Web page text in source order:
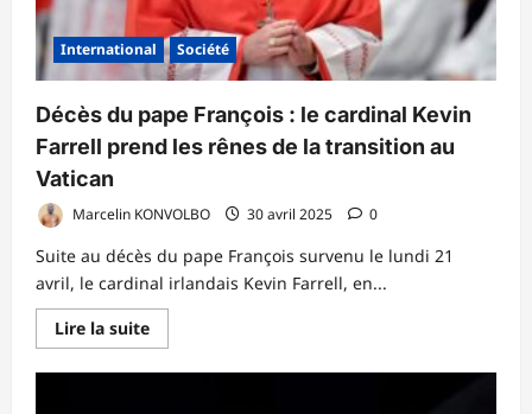
électorale
International Société
Décès du pape François : le cardinal Kevin
Farrell prend les rênes de la transition au
Vatican
Marcelin KONVOLBO 30 avril 2025 0
Suite au décès du pape François survenu le lundi 21
avril, le cardinal irlandais Kevin Farrell, en...
Lire la suiteEn
savoir
sur